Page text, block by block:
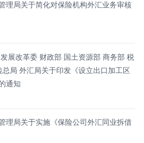
理局关于简化对保险机构外汇业务审核
发展改革委 财政部 国土资源部 商务部 税
局 外汇局关于印发《设立出口加工区
通知
理局关于实施《保险公司外汇同业拆借